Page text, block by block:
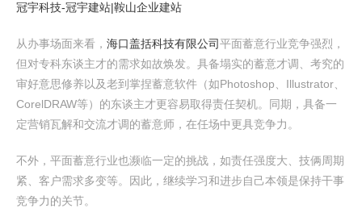
冠宇科技-冠宇建站|鞍山企业建站
从办事场面来看， 海口盖括科技有限公司平面蓄意行业竞争强烈，
但对专科东谈主才的需求如故焕发。具备塌实的蓄意才调、考究的
审好意思修养以及老到掌捏蓄意软件（如Photoshop、Illustrator、
CorelDRAW等）的东谈主才更容易取得责任契机。同期，具备一
定营销瓦解和交流才调的蓄意师，在任场中更具竞争力。
不外，平面蓄意行业也濒临一定的挑战，如责任强度大、技俩周期
紧、客户需求多变等。因此，继续学习和进步自己本领是保持干事
竞争力的关节。